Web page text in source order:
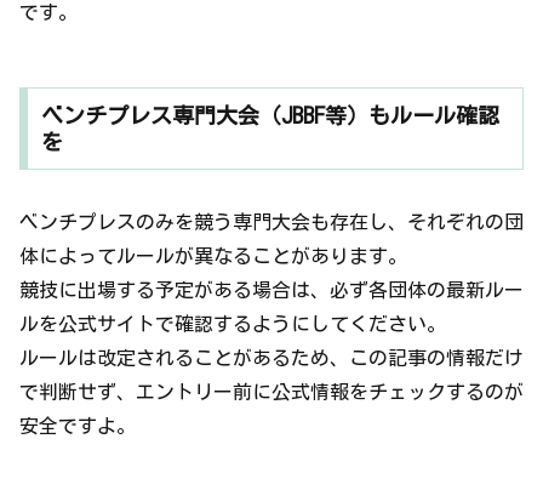
です。
ベンチプレス専門大会（JBBF等）もルール確認
を
ベンチプレスのみを競う専門大会も存在し、それぞれの団
体によってルールが異なることがあります。
競技に出場する予定がある場合は、必ず各団体の最新ルー
ルを公式サイトで確認するようにしてください。
ルールは改定されることがあるため、この記事の情報だけ
で判断せず、エントリー前に公式情報をチェックするのが
安全ですよ。